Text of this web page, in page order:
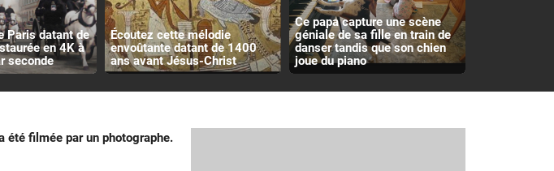
Paris datant de
en 4K à
seconde
Écoutez cette mélodie
envoûtante datant de 1400
ans avant Jésus-Christ
Ce papa capture une scène
géniale de sa fille en train de
danser tandis que son chien
joue du piano
été filmée par un photographe.